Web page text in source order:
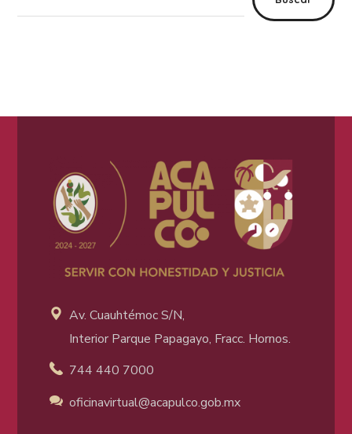
Av. Cuauhtémoc S/N,
Interior Parque Papagayo, Fracc. Hornos.
744 440 7000
oficinavirtual@acapulco.gob.mx